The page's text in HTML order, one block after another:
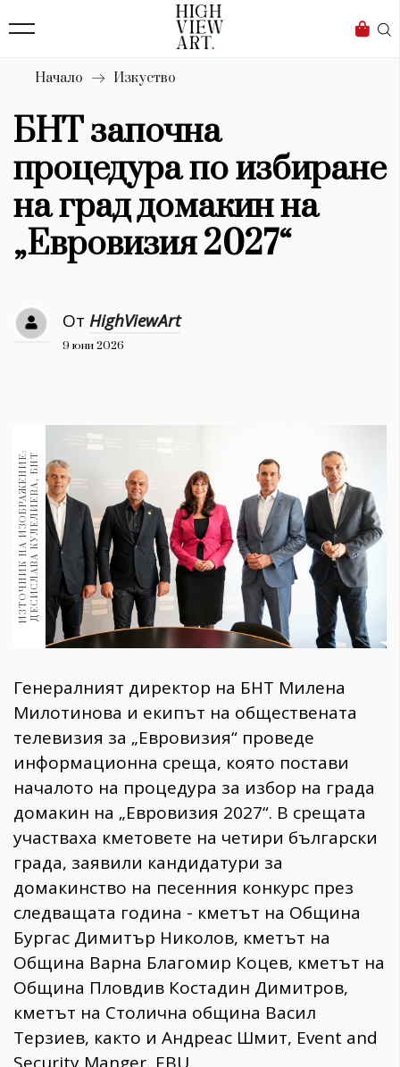
Бизнес
Мода
Dialogue
Изкуство
4340
Красота
777
Дизайн
1272
30+
Гурме
Пътувай
237
Здраве 389
Gentlemen
382
Wellness
1817
ПОСЛЕДВАЙТЕ
НИ
Начало Изкуство
БНТ започна
процедура по избиране
на град домакин на
„Евровизия 2027“
От HighViewArt
9 юни 2026
И
З
Т
О
Ч
Н
И
К
Н
А
И
З
О
Б
Р
А
Ж
Е
Н
ИЕ
:
Д
Е
С
И
С
Л
А
В
А
К
У
Л
Е
Л
И
Е
В
А
,
Б
НТ
Генералният директор на БНТ Милена
Милотинова и екипът на обществената
телевизия за „Евровизия“ проведе
информационна среща, която постави
началото на процедура за избор на града
домакин на „Евровизия 2027“. В срещата
участваха кметовете на четири български
града, заявили кандидатури за
домакинство на песенния конкурс през
следващата година - кметът на Община
Бургас Димитър Николов, кметът на
Община Варна Благомир Коцев, кметът на
Община Пловдив Костадин Димитров,
кметът на Столична община Васил
Терзиев, както и Андреас Шмит, Event and